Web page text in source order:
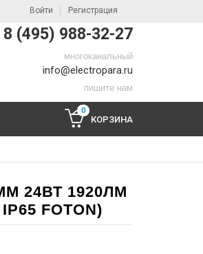
Войти Регистрация
8 (495) 988-32-27
многоканальный
info@electropara.ru
пишите нам
0
КОРЗИНА
24ВТ 1920ЛМ
FOTON)